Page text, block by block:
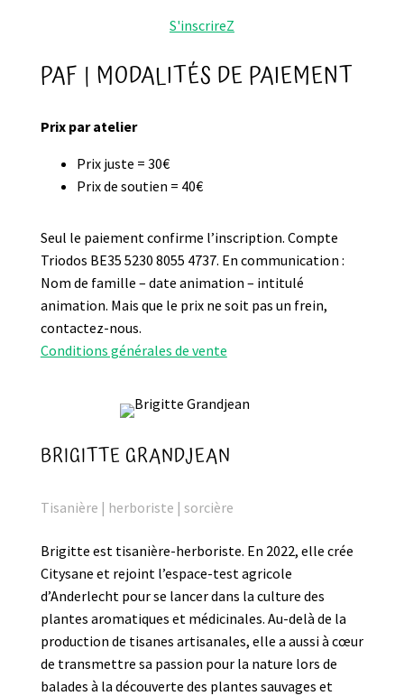
S'inscrire
PAF | MODALITÉS DE PAIEMENT
Prix par atelier
Prix juste = 30€
Prix de soutien = 40€
Seul le paiement confirme l’inscription. Compte
Triodos BE35 5230 8055 4737. En communication :
Nom de famille – date animation – intitulé
animation. Mais que le prix ne soit pas un frein,
contactez-nous.
Conditions générales de vente
BRIGITTE GRANDJEAN
Tisanière | herboriste | sorcière
Brigitte est tisanière-herboriste. En 2022, elle crée
Citysane et rejoint l’espace-test agricole
d’Anderlecht pour se lancer dans la culture des
plantes aromatiques et médicinales. Au-delà de la
production de tisanes artisanales, elle a aussi à cœur
de transmettre sa passion pour la nature lors de
balades à la découverte des plantes sauvages et